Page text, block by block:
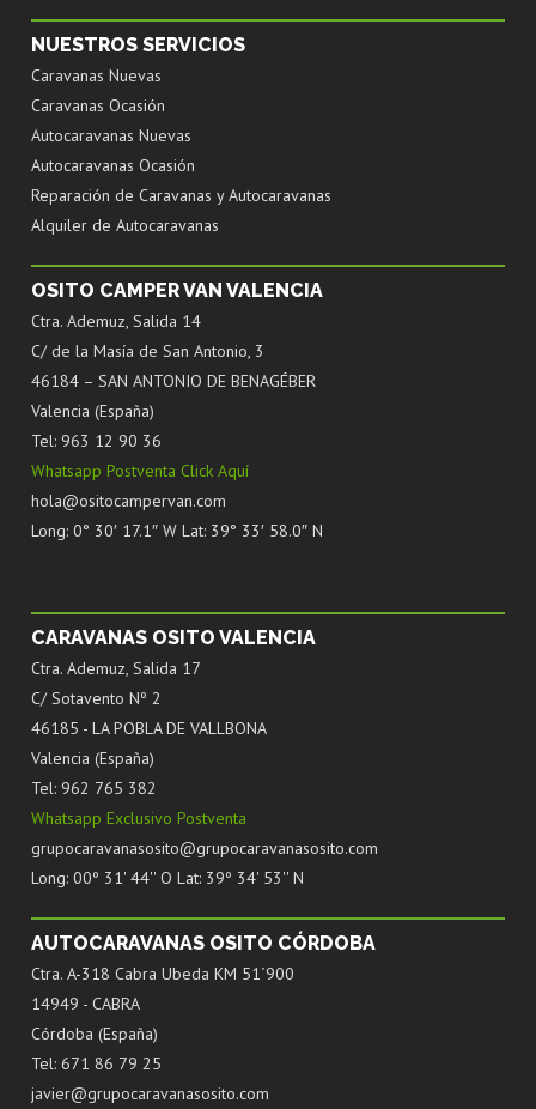
NUESTROS SERVICIOS
Caravanas Nuevas
Caravanas Ocasión
Autocaravanas Nuevas
Autocaravanas Ocasión
Reparación de Caravanas y Autocaravanas
Alquiler de Autocaravanas
OSITO CAMPER VAN VALENCIA
Ctra. Ademuz, Salida 14
C/ de la Masía de San Antonio, 3
46184 – SAN ANTONIO DE BENAGÉBER
Valencia (España)
Tel: 963 12 90 36
Whatsapp Postventa Click Aquí
hola@ositocampervan.com
Long: 0° 30′ 17.1″ W Lat: 39° 33′ 58.0″ N
CARAVANAS OSITO VALENCIA
Ctra. Ademuz, Salida 17
C/ Sotavento Nº 2
46185 - LA POBLA DE VALLBONA
Valencia (España)
Tel: 962 765 382
Whatsapp Exclusivo Postventa
grupocaravanasosito@grupocaravanasosito.com
Long: 00º 31' 44'' O Lat: 39º 34' 53'' N
AUTOCARAVANAS OSITO CÓRDOBA
Ctra. A-318 Cabra Ubeda KM 51´900
14949 - CABRA
Córdoba (España)
Tel: 671 86 79 25
javier@grupocaravanasosito.com